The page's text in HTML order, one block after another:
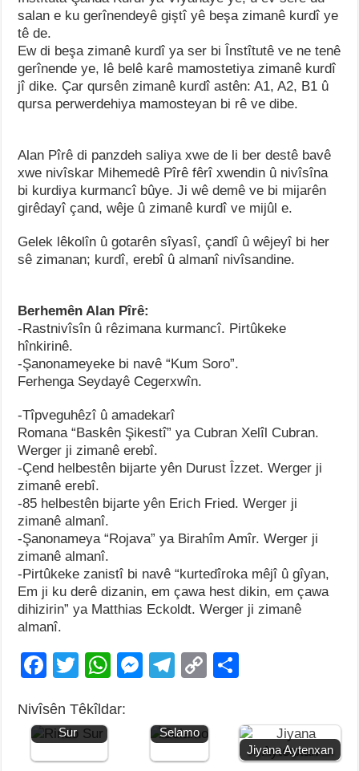
salan e ku gerînendeyê giştî yê beşa zimanê kurdî ye
tê de.
Ew di beşa zimanê kurdî ya ser bi Înstîtutê ve ne tenê
gerînende ye, lê belê karê mamostetiya zimanê kurdî
jî dike. Çar qursên zimanê kurdî astên: A1, A2, B1 û
qursa perwerdehiya mamosteyan bi rê ve dibe.
Alan Pîrê di panzdeh saliya xwe de li ber destê bavê
xwe nivîskar Mihemedê Pîrê fêrî xwendin û nivîsîna
bi kurdiya kurmancî bûye. Ji wê demê ve bi mijarên
girêdayî çand, wêje û zimanê kurdî ve mijûl e.
Gelek lêkolîn û gotarên sîyasî, çandî û wêjeyî bi her
sê zimanan; kurdî, erebî û almanî nivîsandine.
Berhemên Alan Pîrê:
-Rastnivîsîn û rêzimana kurmancî. Pirtûkeke
hînkirinê.
-Şanonameyeke bi navê “Kum Soro”.
Ferhenga Seydayê Cegerxwîn.
-Tîpveguhêzî û amadekarî
Romana “Baskên Şikestî” ya Cubran Xelîl Cubran.
Werger ji zimanê erebî.
-Çend helbestên bijarte yên Durust Îzzet. Werger ji
zimanê erebî.
-85 helbestên bijarte yên Erich Fried. Werger ji
zimanê almanî.
-Şanonameya “Rojava” ya Birahîm Amîr. Werger ji
zimanê almanî.
-Pirtûkeke zanistî bi navê “kurtedîroka mêjî û gîyan,
Em ji ku derê dizanin, em çawa hest dikin, em çawa
dihizirin” ya Matthias Eckoldt. Werger ji zimanê
almanî.
F
c
e
T
tt
er
W
at
M
e
T
gr
C
y
e
Nivîsên Têkîldar:
Jiyana Rindo
Sur
Selamo
Jiyana Aytenxan
Jiyana Selah
Jiyana